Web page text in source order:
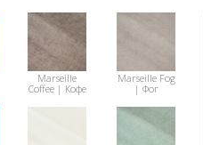
Marseille
Coffee | Кофе
Marseille Fog
| Фог